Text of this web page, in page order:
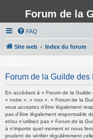
Forum de la
FAQ
Site web Index du forum
Forum de la Guilde
En accédant à « Forum de la Guilde
« notre », « nos », « Forum de la
vous acceptez d’être légalement
pas d’être légalement responsable
et/ou n’utilisez pas « Forum de la
à n’importe quel moment et nous
prudent de vérifier régulièrement